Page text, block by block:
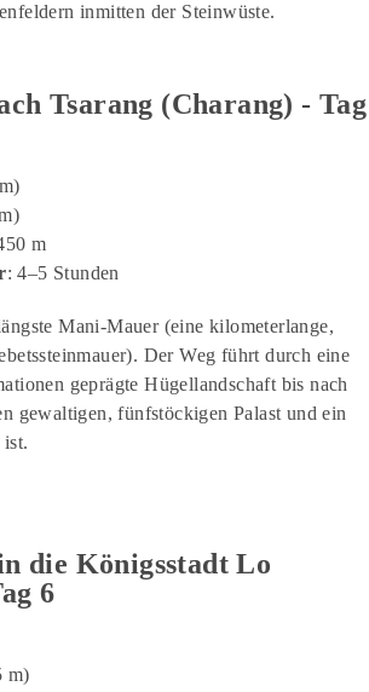
inmitten der Steinwüste.
Tsarang (Charang) - Tag
m
: 4–5 Stunden
Mani-Mauer (eine kilometerlange,
Der Weg führt durch eine
geprägte Hügellandschaft bis nach
gewaltigen, fünfstöckigen Palast und ein
die Königsstadt Lo
6
m)